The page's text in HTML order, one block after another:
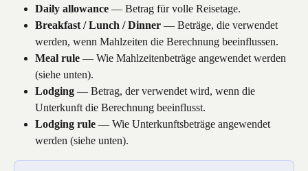
Daily allowance — Betrag für volle Reisetage.
Breakfast / Lunch / Dinner — Beträge, die verwendet
werden, wenn Mahlzeiten die Berechnung beeinflussen.
Meal rule — Wie Mahlzeitenbeträge angewendet werden
(siehe unten).
Lodging — Betrag, der verwendet wird, wenn die
Unterkunft die Berechnung beeinflusst.
Lodging rule — Wie Unterkunftsbeträge angewendet
werden (siehe unten).